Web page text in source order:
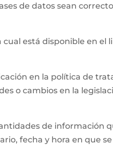
de datos sean
cual está disponible en el
en la política de
o cambios en la
de información
fecha y hora en que